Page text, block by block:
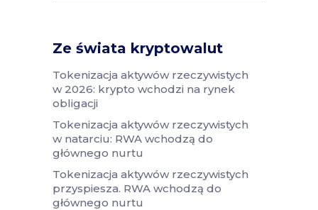
Ze świata kryptowalut
Tokenizacja aktywów rzeczywistych
w 2026: krypto wchodzi na rynek
obligacji
Tokenizacja aktywów rzeczywistych
w natarciu: RWA wchodzą do
głównego nurtu
Tokenizacja aktywów rzeczywistych
przyspiesza. RWA wchodzą do
głównego nurtu